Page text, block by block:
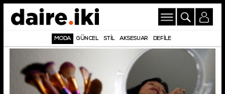
MODA GÜNCEL STİL AKSESUAR DEFİLE